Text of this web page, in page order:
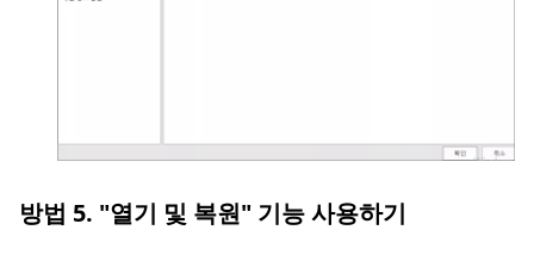
방법 5. "열기 및 복원" 기능 사용하기